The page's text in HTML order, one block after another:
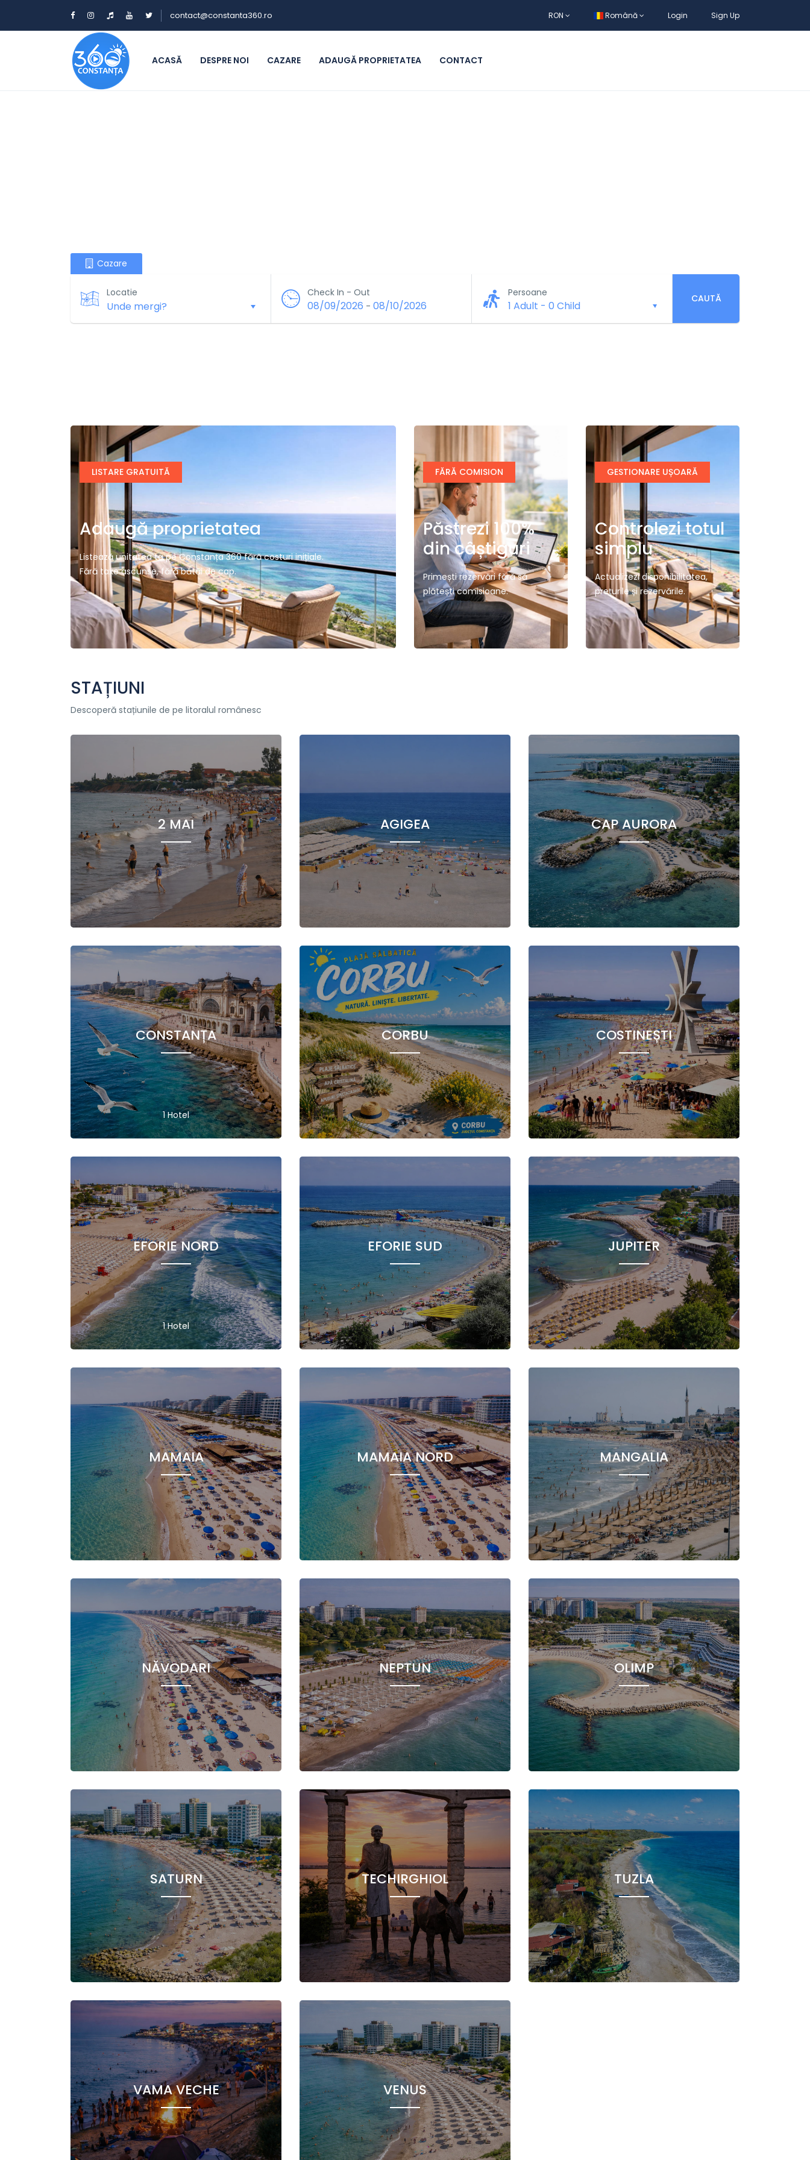
contact@constanta360.ro RON Română Login Sign Up
ACASĂ DESPRE NOI CAZARE ADAUGĂ PROPRIETATEA CONTACT
Cazare
Locatie Check In - Out
08/09/2026 - 08/10/2026
Persoane
1 Adult - 0 Child
CAUTĂ
LISTARE GRATUITĂ
Adaugă proprietatea
Listează unitatea ta pe Constanța 360 fără costuri inițiale.
Fără taxe ascunse, fără bătăi de cap.
FĂRĂ COMISION
Păstrezi 100%
din câștiguri
Primești rezervări fără să
plătești comisioane.
GESTIONARE UȘOARĂ
Controlezi totul
simplu
Actualizezi disponibilitatea,
prețurile și rezervările.
STAȚIUNI
Descoperă stațiunile de pe litoralul românesc
2 MAI AGIGEA CAP AURORA
CONSTANȚA
1 Hotel
CORBU COSTINEȘTI
EFORIE NORD
1 Hotel
EFORIE SUD JUPITER
MAMAIA MAMAIA NORD MANGALIA
NĂVODARI NEPTUN OLIMP
SATURN TECHIRGHIOL TUZLA
VAMA VECHE VENUS